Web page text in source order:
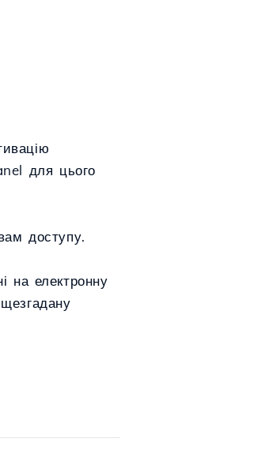
для цього
доступу.
на електронну